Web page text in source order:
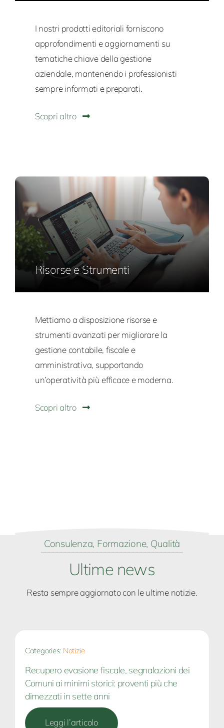
I nostri prodotti editoriali forniscono
approfondimenti e aggiornamenti su
tematiche chiave della gestione
aziendale, mantenendo i professionisti
sempre informati e preparati.
Scopri altro
Risorse e Strumenti
Mettiamo a disposizione risorse e
strumenti avanzati per migliorare la
gestione contabile, fiscale e
amministrativa, supportando
un’operatività più efficace e moderna.
Scopri altro
Consulenza, Formazione, Qualità
Ultime news
Resta sempre aggiornato con le ultime notizie.
Categories: Notizie
Recupero evasione fiscale, segnalazioni dei
Comuni ai minimi storici: proventi più che
dimezzati in sette anni
Leggi l’articolo